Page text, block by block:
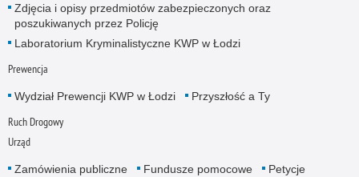
Zdjęcia i opisy przedmiotów zabezpieczonych oraz
poszukiwanych przez Policję
Laboratorium Kryminalistyczne KWP w Łodzi
Prewencja
Wydział Prewencji KWP w Łodzi Przyszłość a Ty
Ruch Drogowy
Urząd
Zamówienia publiczne Fundusze pomocowe
Petycje